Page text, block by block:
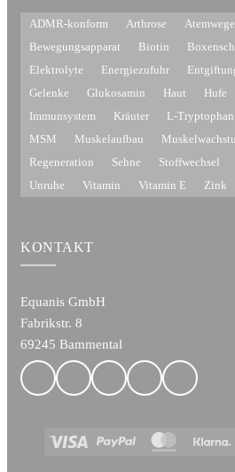
ADMR-konform Arthrose Atemwege
Bewegungsapparat
Biotin
Elektrolyte
Energiezufuhr
Gelenke
Glukosamin Haut Hufe
Immunsystem
Kräuter L-Tryptophan
MSM
Muskelaufbau
Regeneration
Sehne Stoffwechsel
Unruhe
Vitamin Vitamin E Zink
KONTAKT
Equanis GmbH
Fabrikstr. 8
69245 Bammental
Visa PayPal MasterCardKlarna